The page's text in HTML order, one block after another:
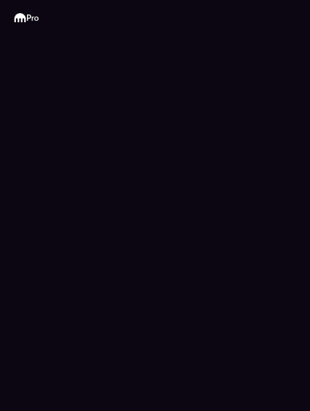
Kraken
Pro